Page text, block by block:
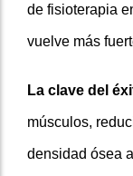
de fisioterapia
vuelve más
La clave del
músculos,
densidad ósea